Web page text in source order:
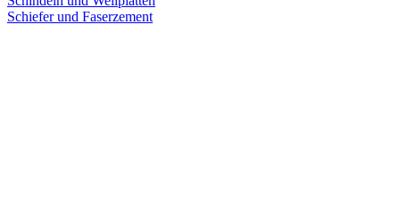
Schiefer und Faserzement